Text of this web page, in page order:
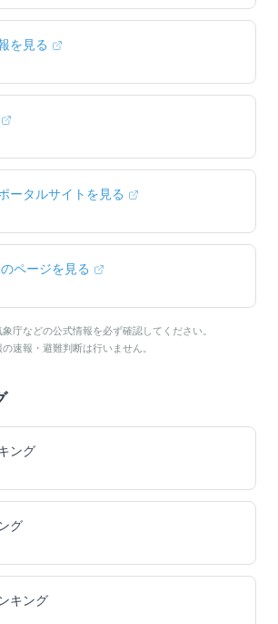
を見る
ータルサイトを見る
ページを見る
庁などの公式情報を必ず確認してください。
速報・避難判断は行いません。
ング
グ
キング